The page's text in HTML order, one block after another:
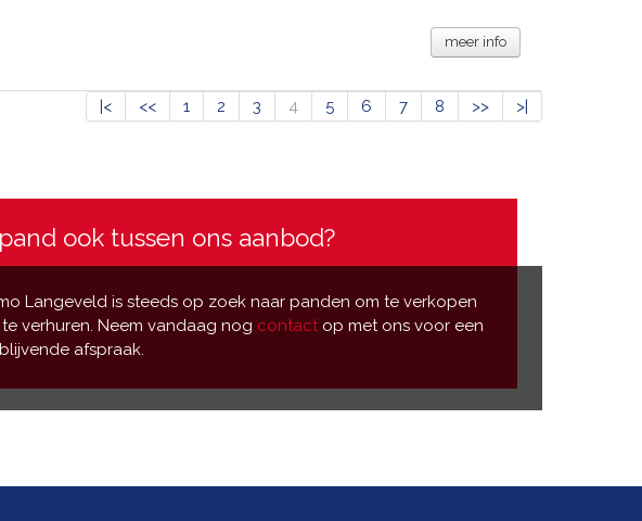
meer info
|< << 1 2 3 4 5 6 7 8 >> >|
ook tussen ons aanbod?
Langeveld is steeds op zoek naar panden om te verkopen
te verhuren. Neem vandaag nog contactop met ons voor een
afspraak.